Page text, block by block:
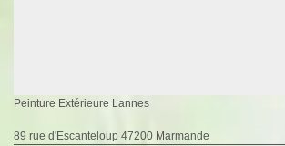
Peinture Extérieure Lannes
89 rue d'Escanteloup 47200 Marmande